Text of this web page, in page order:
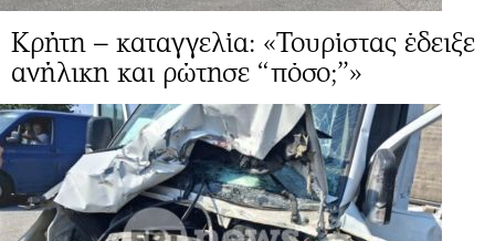
Κρήτη – καταγγελία: «Τουρίστας έδειξε
ανήλικη και ρώτησε “πόσο;”»